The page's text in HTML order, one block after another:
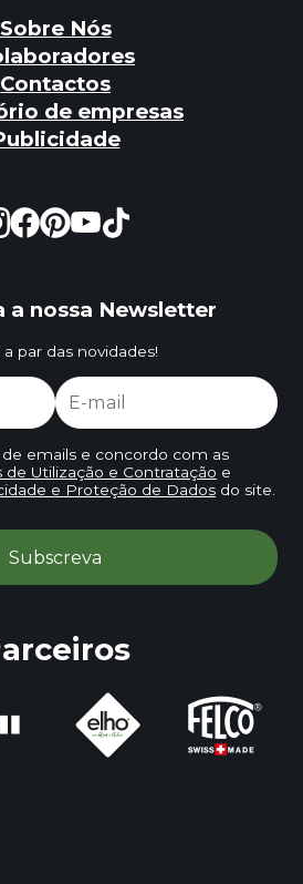
Sobre Nós
Contactos
de empresas
a nossa Newsletter
a par das novidades!
emails e concordo com as
de Utilização e Contratação e
e Proteção de Dadosdo site.